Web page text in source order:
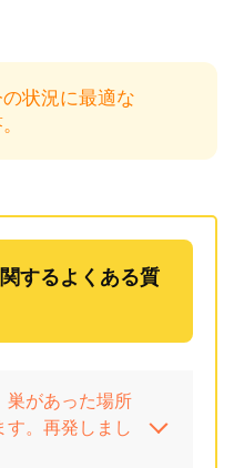
状況に最適な
するよくある質
巣があった場所
。再発しまし